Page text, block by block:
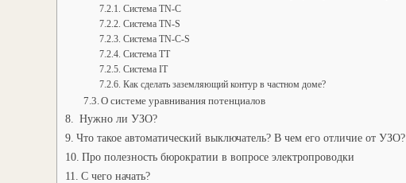
Система TN-C
Система TN-S
Система TN-C-S
Система TT
Система IT
Как сделать заземляющий контур в частном доме?
О системе уравнивания потенциалов
Нужно ли УЗО?
Что такое автоматический выключатель? В чем его отличие от УЗО?
Про полезность бюрократии в вопросе электропроводки
С чего начать?